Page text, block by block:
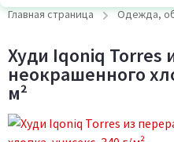
Главная страница Одежда,
Худи Iqoniq Torres
неокрашенного
м²